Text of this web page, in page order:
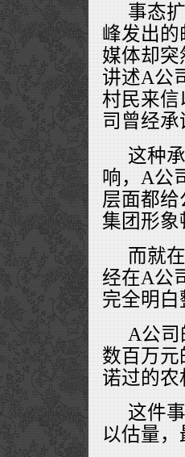
事态
峰发出
媒体却
讲述A公
村民来信
司曾经
这种
响，A公
层面都
集团形象
而就
经在A公
完全明
A公
数百万
诺过的
这件
以估量